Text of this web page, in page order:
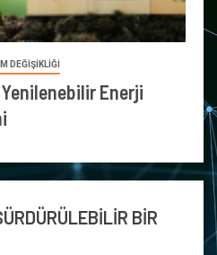
DEĞİŞİKLİĞİ
Enerji
BİR